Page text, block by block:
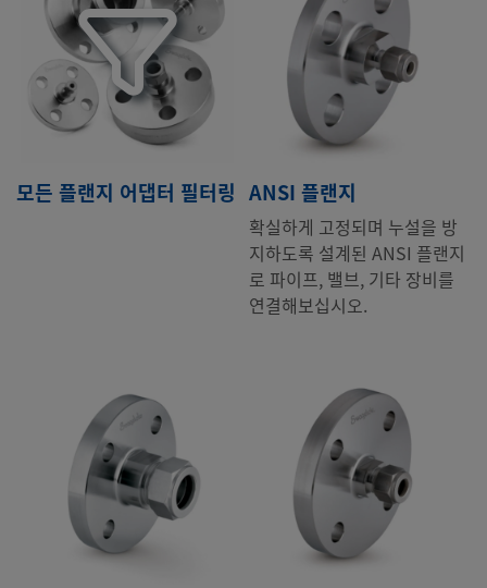
모든 플랜지 어댑터 필터링 ANSI 플랜지
확실하게 고정되며 누설을 방
지하도록 설계된 ANSI 플랜지
로 파이프, 밸브, 기타 장비를
연결해보십시오.